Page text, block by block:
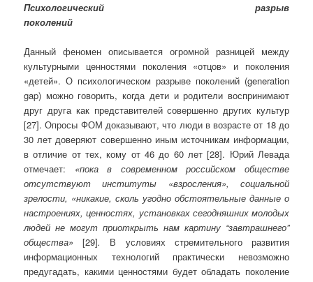
Психологический разрыв
поколений
Данный феномен описывается огромной разницей между
культурными ценностями поколения «отцов» и поколения
«детей». О психологическом разрыве поколений (generation
gap) можно говорить, когда дети и родители воспринимают
друг друга как представителей совершенно других культур
[27]. Опросы ФОМ доказывают, что люди в возрасте от 18 до
30 лет доверяют совершенно иным источникам информации,
в отличие от тех, кому от 46 до 60 лет [28]. Юрий Левада
отмечает: «пока в современном российском обществе
отсутствуют институты «взросления», социальной
зрелости, «никакие, сколь угодно обстоятельные данные о
настроениях, ценностях, установках сегодняшних молодых
людей не могут приоткрыть нам картину “завтрашнего”
общества»[29]. В условиях стремительного развития
информационных технологий практически невозможно
предугадать, какими ценностями будет обладать поколение